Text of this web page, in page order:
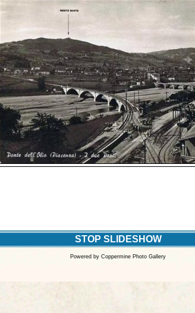
STOP SLIDESHOW
Powered by Coppermine Photo Gallery